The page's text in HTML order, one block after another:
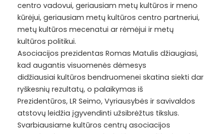
centro vadovui, geriausiam metų kultūros ir meno
kūrėjui, geriausiam metų kultūros centro partneriui,
metų kultūros mecenatui ar rėmėjui ir metų
kultūros politikui.
Asociacijos prezidentas Romas Matulis džiaugiasi,
kad augantis visuomenės dėmesys
didžiausiai kultūros bendruomenei skatina siekti dar
ryškesnių rezultatų, o palaikymas iš
Prezidentūros, LR Seimo, Vyriausybės ir savivaldos
atstovų leidžia įgyvendinti užsibrėžtus tikslus.
Svarbiausiame kultūros centrų asociacijos